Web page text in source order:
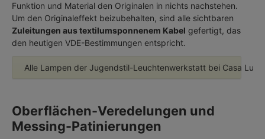
Funktion und Material den Originalen in nichts nachstehen.
Um den Originaleffekt beizubehalten, sind alle sichtbaren
Zuleitungen aus textilumsponnenem Kabel gefertigt, das
den heutigen VDE-Bestimmungen entspricht.
Alle Lampen der Jugendstil-Leuchtenwerkstatt bei Casa Lumi
Oberflächen-Veredelungen und
Messing-Patinierungen